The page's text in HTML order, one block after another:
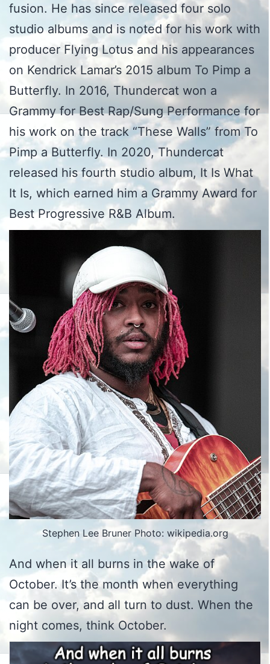
fusion. He has since released four solo
studio albums and is noted for his work with
producer Flying Lotus and his appearances
on Kendrick Lamar’s 2015 album To Pimp a
Butterfly. In 2016, Thundercat won a
Grammy for Best Rap/Sung Performance for
his work on the track “These Walls” from To
Pimp a Butterfly. In 2020, Thundercat
released his fourth studio album, It Is What
It Is, which earned him a Grammy Award for
Best Progressive R&B Album.
Stephen Lee Bruner Photo: wikipedia.org
And when it all burns in the wake of
October. It’s the month when everything
can be over, and all turn to dust. When the
night comes, think October.